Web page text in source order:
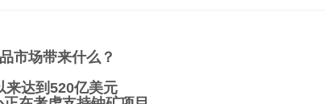
市场带来什么？
来达到520亿美元